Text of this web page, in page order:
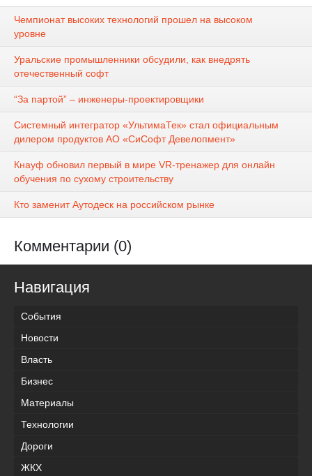
Чемпионат высоких технологий прошел на высоком
уровне
Уральские промышленники обсудили, как внедрять
отечественный софт
“За партой” – инженеры-проектировщики
Системный интегратор «УльтимаТек» стал официальным
дилером продуктов АО «СиСофт Девелопмент»
Кнауф обновил первый в мире VR-тренажер для онлайн
обучения по сухому строительству
Кто заменит Аутодеск на российском рынке
Комментарии (0)
Навигация
События
Новости
Власть
Бизнес
Материалы
Технологии
Дороги
ЖКХ